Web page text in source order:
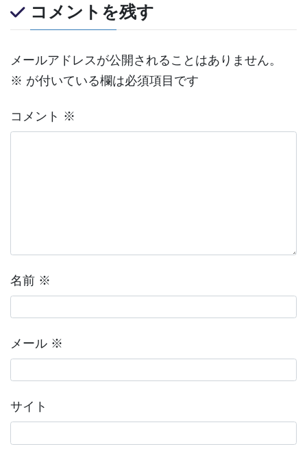
コメントを残す
メールアドレスが公開されることはありません。
※ が付いている欄は必須項目です
コメント ※
名前 ※
メール ※
サイト